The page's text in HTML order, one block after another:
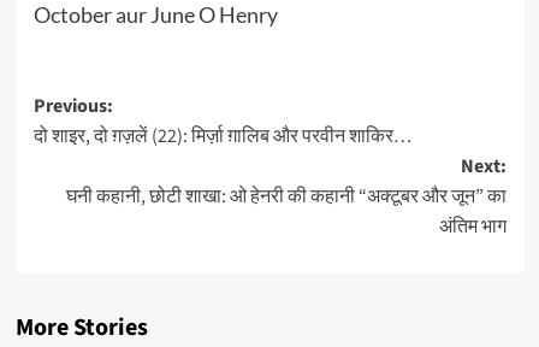
October aur June O Henry
Post
navigation
Previous:
दो शाइर, दो ग़ज़लें (22): मिर्ज़ा ग़ालिब और परवीन शाकिर…
Next:
घनी कहानी, छोटी शाखा: ओ हेनरी की कहानी “अक्टूबर और जून” का
अंतिम भाग
More Stories